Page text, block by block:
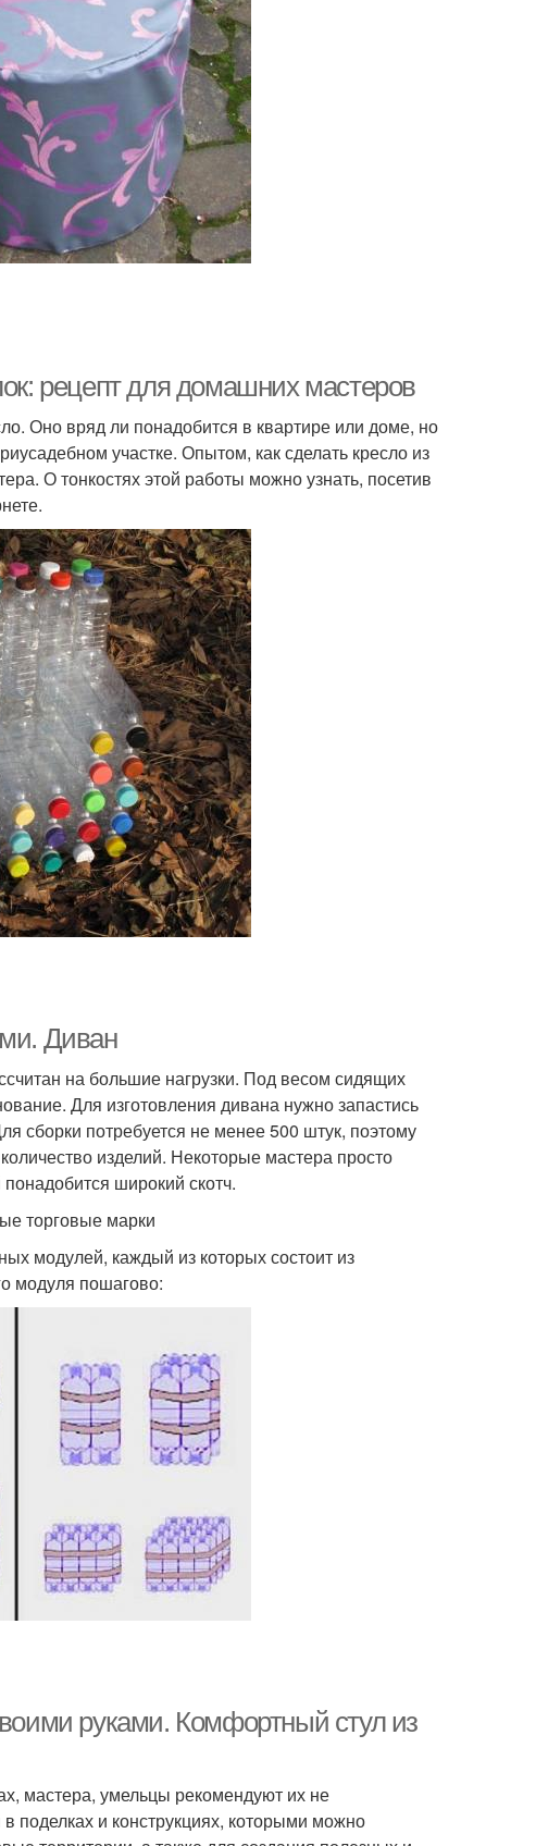
рецепт для домашних мастеров
Оно вряд ли понадобится в квартире или доме, но
участке. Опытом, как сделать кресло из
О тонкостях этой работы можно узнать, посетив
Диван
на большие нагрузки. Под весом сидящих
Для изготовления дивана нужно запастись
сборки потребуется не менее 500 штук, поэтому
изделий. Некоторые мастера просто
широкий скотч.
торговые марки
модулей, каждый из которых состоит из
модуля пошагово:
руками. Комфортный стул из
мастера, умельцы рекомендуют их не
поделках и конструкциях, которыми можно